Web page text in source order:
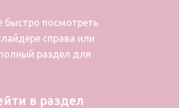
быстро посмотреть
справа или
раздел для
в раздел